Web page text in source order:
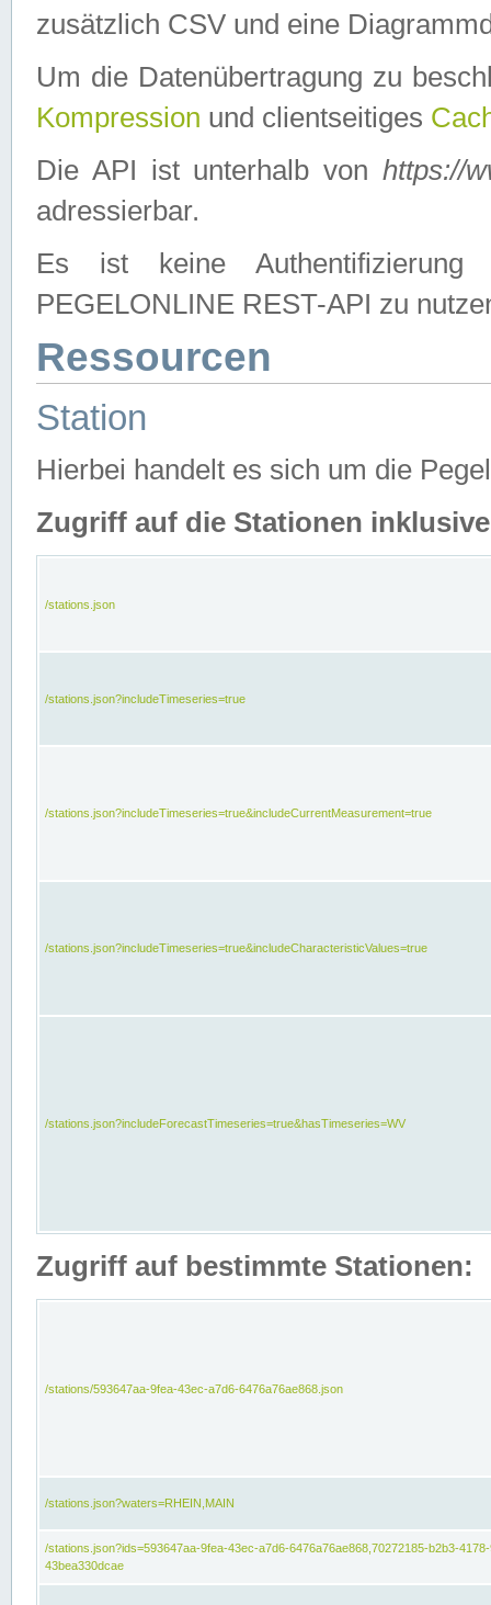
zusätzlich CSV und eine
Um die Datenübertragung zu
Kompression und clientseitiges
Die API ist unterhalb von https://
adressierbar.
Es ist keine
PEGELONLINE REST-API zu
Ressourcen
Station
Hierbei handelt es sich um die
Zugriff auf die Stationen
/stations.json
/stations.json?includeTimeseries=true
/stations.json?includeTimeseries=true&includeCurrentMeasurement=true
/stations.json?includeTimeseries=true&includeCharacteristicValues=true
/stations.json?includeForecastTimeseries=true&hasTimeseries=WV
Zugriff auf bestimmte Stationen:
/stations/593647aa-9fea-43ec-a7d6-6476a76ae868.json
/stations.json?waters=RHEIN,MAIN
/stations.json?ids=593647aa-9fea-43ec-a7d6-6476a76ae868,70272185-b2b3-
43bea330dcae